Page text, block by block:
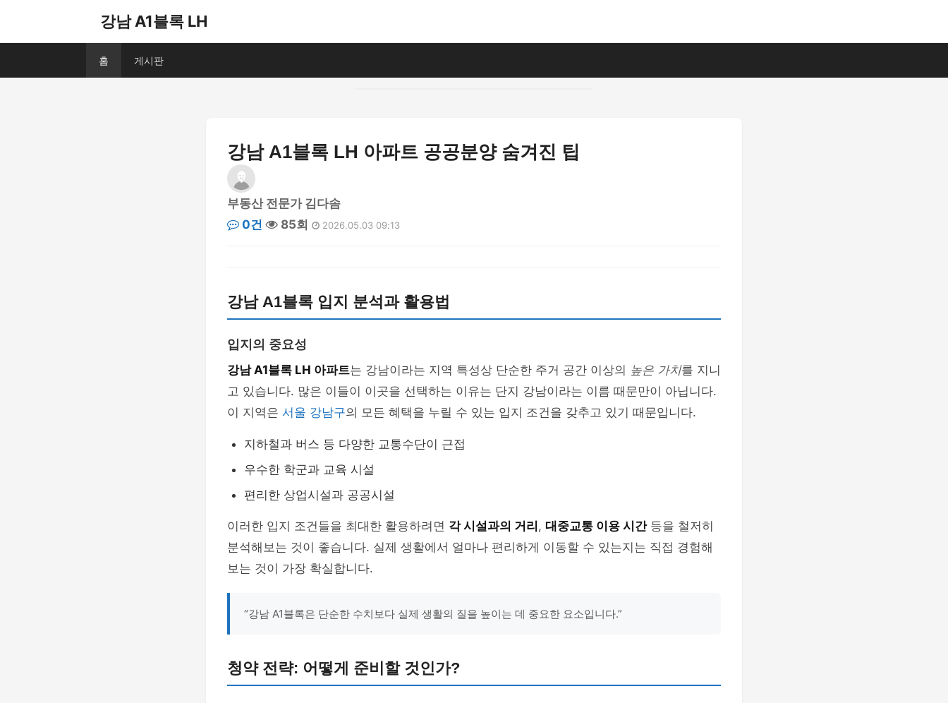
강남 A1블록 LH
홈 게시판
강남 A1블록 LH 아파트 공공분양 숨겨진 팁
부동산 전문가 김다솜
0건
85회 2026.05.03 09:13
강남 A1블록 입지 분석과 활용법
입지의 중요성
강남 A1블록 LH 아파트는 강남이라는 지역 특성상 단순한 주거 공간 이상의 높은 가치를 지니
고 있습니다. 많은 이들이 이곳을 선택하는 이유는 단지 강남이라는 이름 때문만이 아닙니다.
이 지역은 서울 강남구의 모든 혜택을 누릴 수 있는 입지 조건을 갖추고 있기 때문입니다.
지하철과 버스 등 다양한 교통수단이 근접
우수한 학군과 교육 시설
편리한 상업시설과 공공시설
이러한 입지 조건들을 최대한 활용하려면 각 시설과의 거리 , 대중교통 이용 시간등을 철저히
분석해보는 것이 좋습니다. 실제 생활에서 얼마나 편리하게 이동할 수 있는지는 직접 경험해
보는 것이 가장 확실합니다.
“강남 A1블록은 단순한 수치보다 실제 생활의 질을 높이는 데 중요한 요소입니다.”
청약 전략: 어떻게 준비할 것인가?